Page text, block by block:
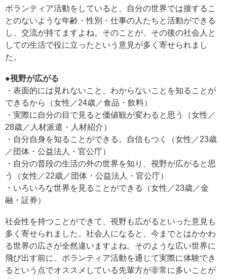
ボランティア活動をしていると、自分の世界では接するこ
とのないような年齢・性別・仕事の人たちと活動ができる
し、交流が持てますよね。そのことが、その後の社会人と
しての生活で役に立ったという意見が多く寄せられまし
た。
●視野が広がる
・表面的には見れないこと、わからないことを知ることが
できるから（女性／24歳／食品・飲料）
・実際に自分の目で見ると価値観が変わると思う（女性／
28歳／人材派遣・人材紹介）
・自分自身を知ることができる。自信もつく（女性／23歳
／団体・公益法人・官公庁）
・自分の普段の生活の外の世界を知り、視野が広がると思
う（女性／22歳／団体・公益法人・官公庁）
・いろいろな世界を見ることができる（女性／23歳／金
融・証券）
社会性を持つことができて、視野も広がるといった意見も
多く寄せられました。社会人になると、今までとはかかわ
る世界の広さが全然違いますよね。そのような広い世界に
飛び出す前に、ボランティア活動を通じて実際に体験でき
るという点でオススメしている先輩方が非常に多いことが